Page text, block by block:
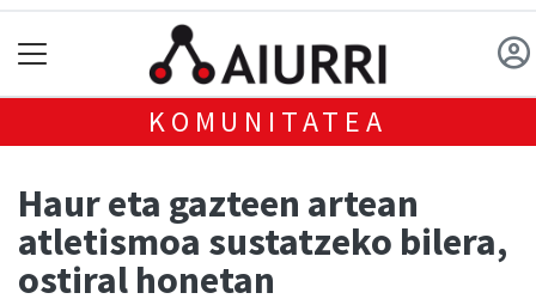
KOMUNITATEA
Haur eta gazteen artean
atletismoa sustatzeko bilera,
ostiral honetan